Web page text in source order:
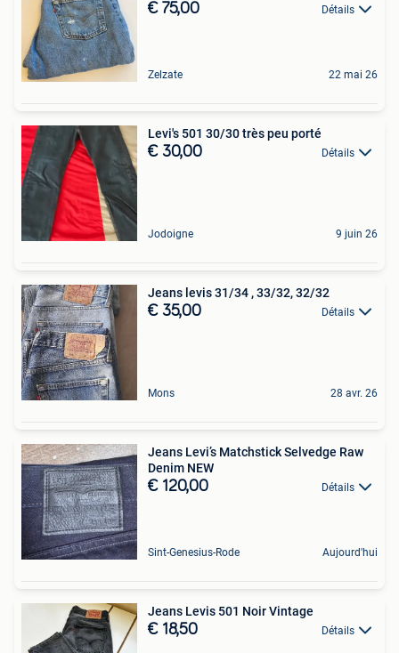
€ 75,00 Détails
Zelzate 22 mai 26
Levi's 501 30/30 très peu porté
€ 30,00 Détails
Jodoigne 9 juin 26
Jeans levis 31/34 , 33/32, 32/32
€ 35,00 Détails
Mons 28 avr. 26
Jeans Levi’s Matchstick Selvedge Raw
Denim NEW
€ 120,00 Détails
Sint-Genesius-Rode Aujourd'hui
Jeans Levis 501 Noir Vintage
€ 18,50 Détails